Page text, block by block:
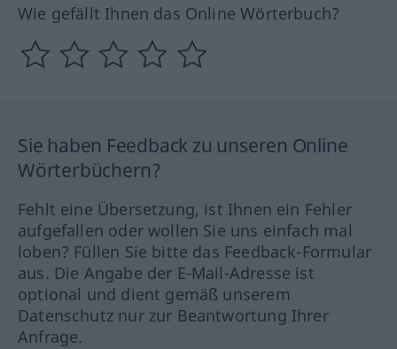
Wie gefällt Ihnen das Online Wörterbuch?
Sie haben Feedback zu unseren Online
Wörterbüchern?
Fehlt eine Übersetzung, ist Ihnen ein Fehler
aufgefallen oder wollen Sie uns einfach mal
loben? Füllen Sie bitte das Feedback-Formular
aus. Die Angabe der E-Mail-Adresse ist
optional und dient gemäß unserem
Datenschutz nur zur Beantwortung Ihrer
Anfrage.